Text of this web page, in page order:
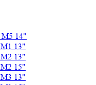
14"
13"
13"
15"
13"